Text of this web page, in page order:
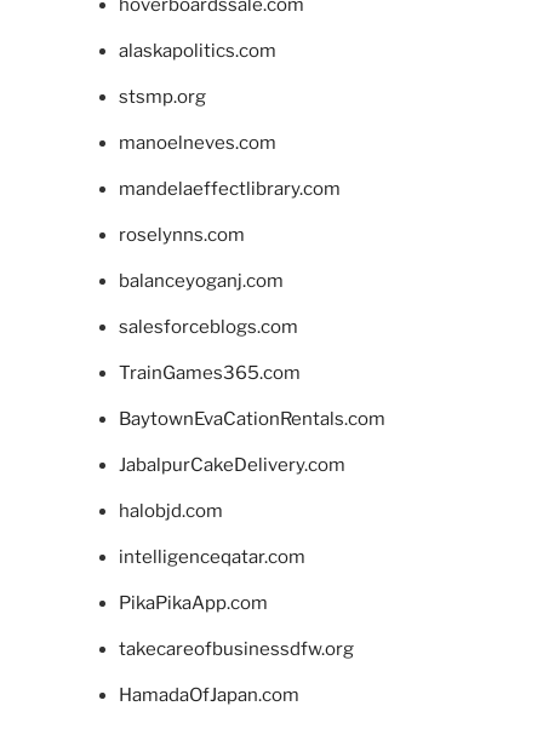
hoverboardssale.com
alaskapolitics.com
stsmp.org
manoelneves.com
mandelaeffectlibrary.com
roselynns.com
balanceyoganj.com
salesforceblogs.com
TrainGames365.com
BaytownEvaCationRentals.com
JabalpurCakeDelivery.com
halobjd.com
intelligenceqatar.com
PikaPikaApp.com
takecareofbusinessdfw.org
HamadaOfJapan.com